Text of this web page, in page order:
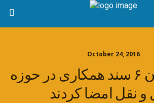
October 24, 2016
ایران و آلمان ۶ سند همکاری در حوزه
نقل امضا کردند